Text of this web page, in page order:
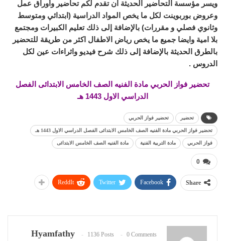
ويسر مؤسسة التحاضير الحديثة ان تقدم لكم تحاضير وأوراق عمل
وعروض بوربوينت لكل ما يخص المواد الدراسية (ابتدائي ومتوسط
وثانوي فصلي و مقررات) بالإضافة إلى ذلك تعليم الكبيرات ومجتمع
بلا امية وايضا جميع ما يخص رياض الاطفال اكثر من طريقة للتحضير
بالطرق الحديثة بالإضافة إلى ذلك شرح فيديو واثراءات عين لكل
الدروس .
تحضير فواز الحربي مادة الفنيه الصف الخامس الابتدائى الفصل
الدراسي الاول 1443 هـ
تحضير تحضير فواز الحربي
تحضير فواز الحربي مادة الفنيه الصف الخامس الابتدائى الفصل الدراسي الاول 1443 هـ
فواز الحربي مادة التربية الفنية مادة الفنيه الصف الخامس الابتدائى
0
Share
Facebook
Twitter
ReddIt
Hyamfathy 1136 Posts 0 Comments